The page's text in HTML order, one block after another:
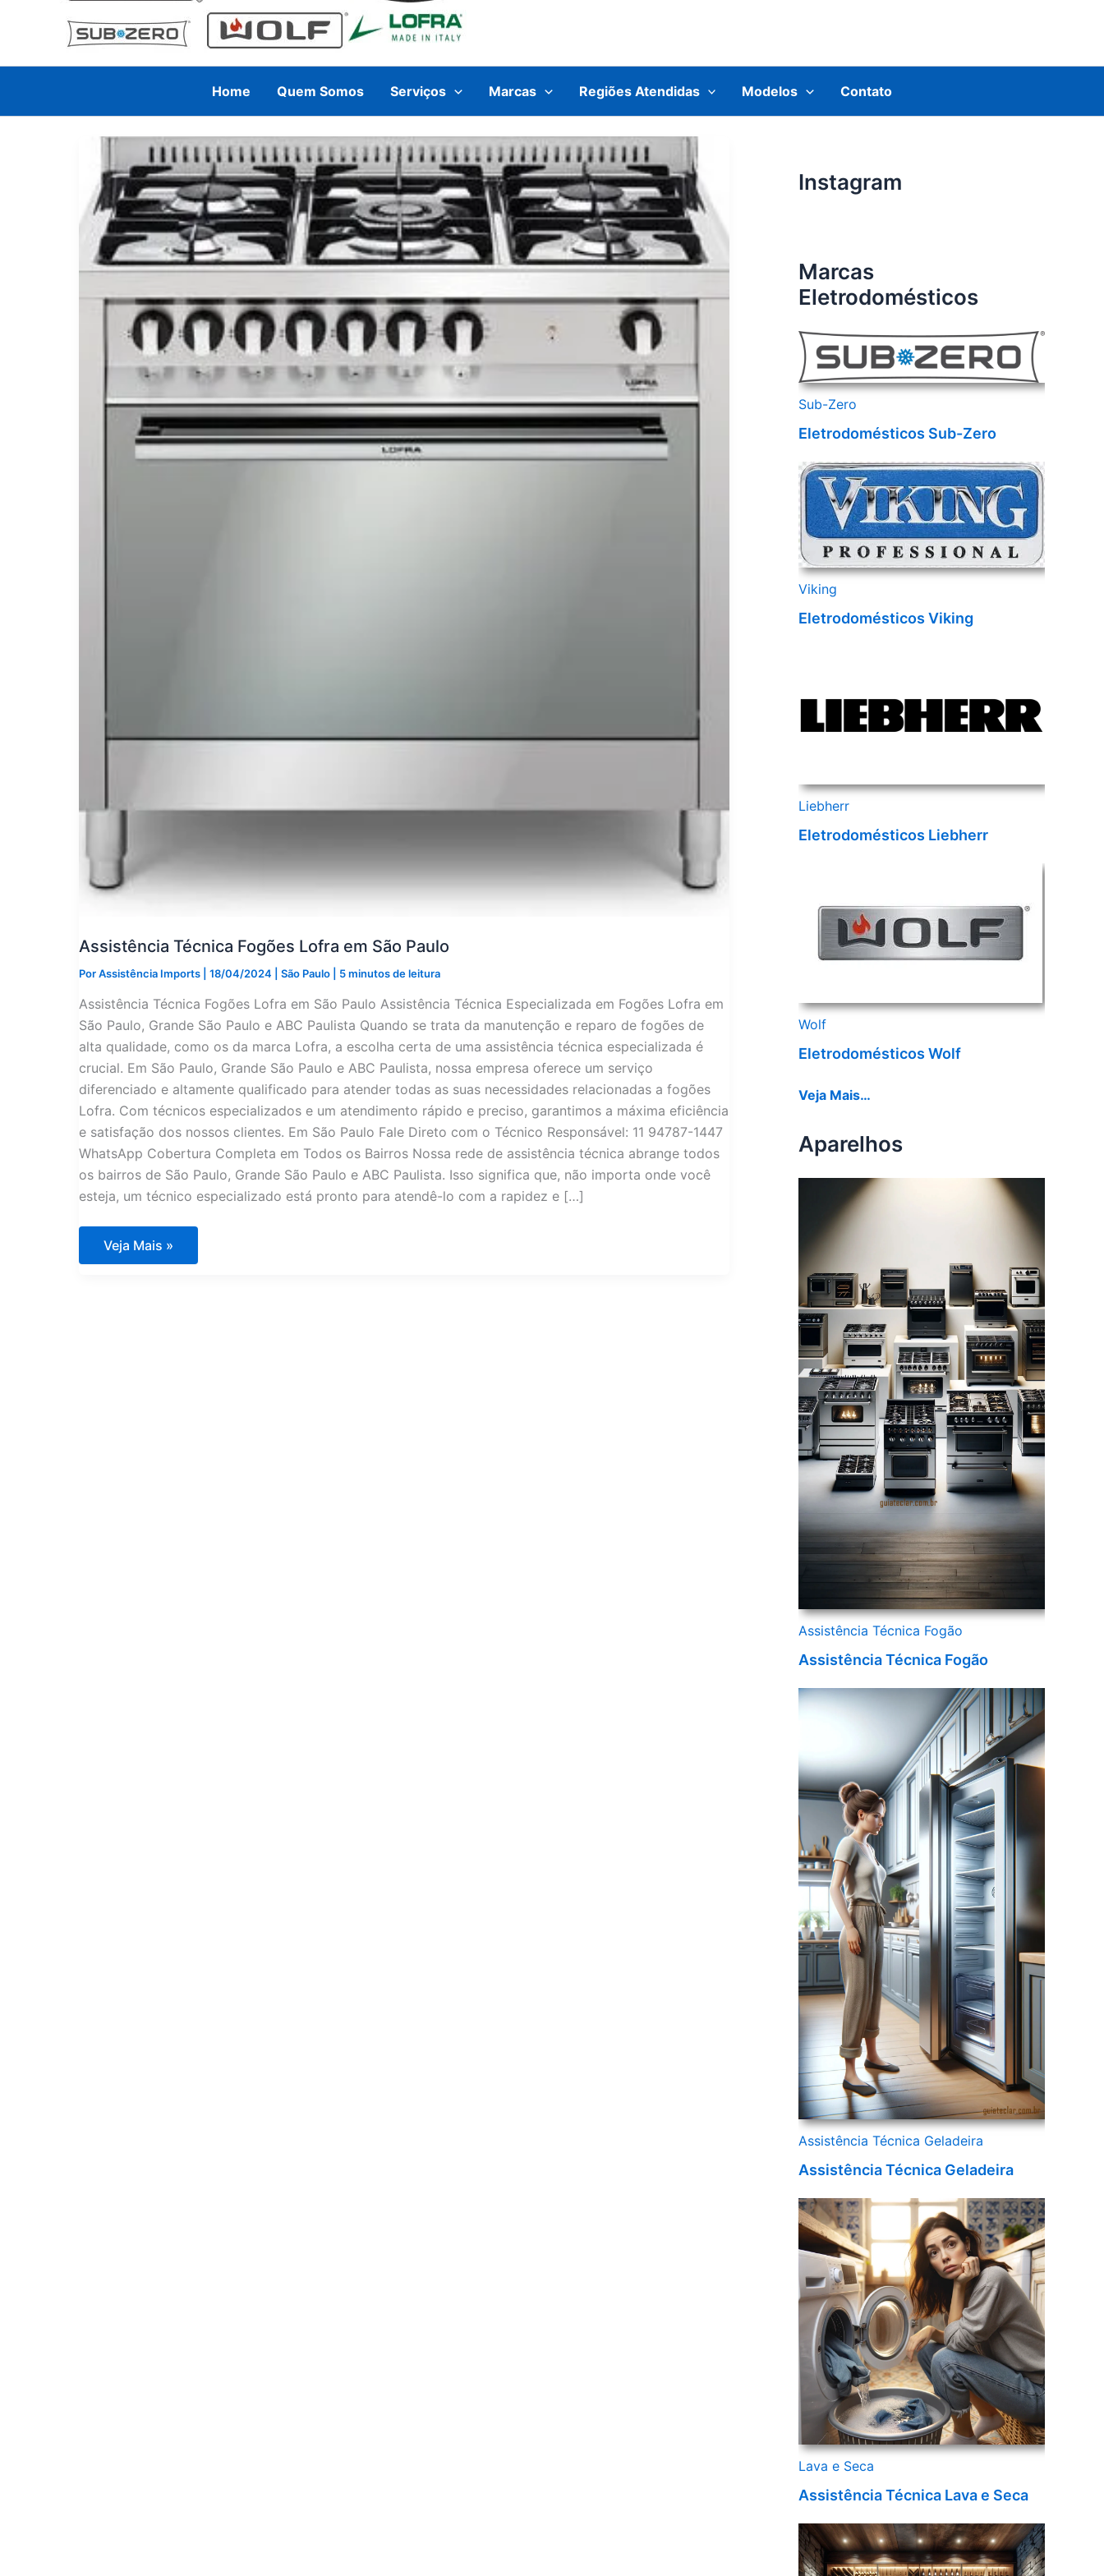
Home Quem Somos Serviços Marcas Regiões Atendidas Modelos Contato
Assistência Técnica Fogões Lofra em São Paulo
PorAssistência Imports 18/04/2024 São Paulo 5 minutos de leitura
Assistência Técnica Fogões Lofra em São Paulo Assistência Técnica Especializada em Fogões Lofra em
São Paulo, Grande São Paulo e ABC Paulista Quando se trata da manutenção e reparo de fogões de
alta qualidade, como os da marca Lofra, a escolha certa de uma assistência técnica especializada é
crucial. Em São Paulo, Grande São Paulo e ABC Paulista, nossa empresa oferece um serviço
diferenciado e altamente qualificado para atender todas as suas necessidades relacionadas a fogões
Lofra. Com técnicos especializados e um atendimento rápido e preciso, garantimos a máxima eficiência
e satisfação dos nossos clientes. Em São Paulo Fale Direto com o Técnico Responsável: 11 94787-1447
WhatsApp Cobertura Completa em Todos os Bairros Nossa rede de assistência técnica abrange todos
os bairros de São Paulo, Grande São Paulo e ABC Paulista. Isso significa que, não importa onde você
esteja, um técnico especializado está pronto para atendê-lo com a rapidez e […]
Assistência
Técnica
Veja Mais »
Instagram
Marcas
Eletrodomésticos
Sub-Zero
Eletrodomésticos Sub-Zero
Viking
Eletrodomésticos Viking
Liebherr
Eletrodomésticos Liebherr
Wolf
Eletrodomésticos Wolf
Veja Mais…
Aparelhos
Assistência Técnica Fogão
Assistência Técnica Fogão
Assistência Técnica Geladeira
Assistência Técnica Geladeira
Lava e Seca
Assistência Técnica Lava e Seca